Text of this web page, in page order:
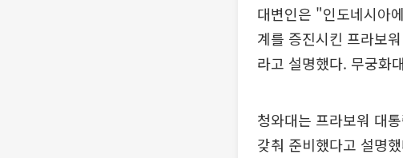
대변인은 "인도네시아
계를 증진시킨 프라보
라고 설명했다. 무궁화
청와대는 프라보워 대
갖춰 준비했다고 설명